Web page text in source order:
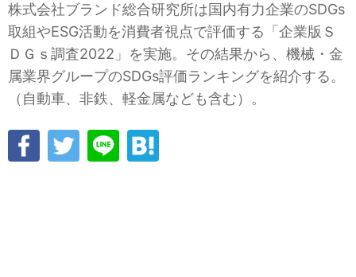
株式会社ブランド総合研究所は国内有力企業のSDGs
取組やESG活動を消費者視点で評価する「企業版Ｓ
ＤＧｓ調査2022」を実施。その結果から、機械・金
属業界グループのSDGs評価ランキングを紹介する。
（自動車、非鉄、軽金属なども含む）。